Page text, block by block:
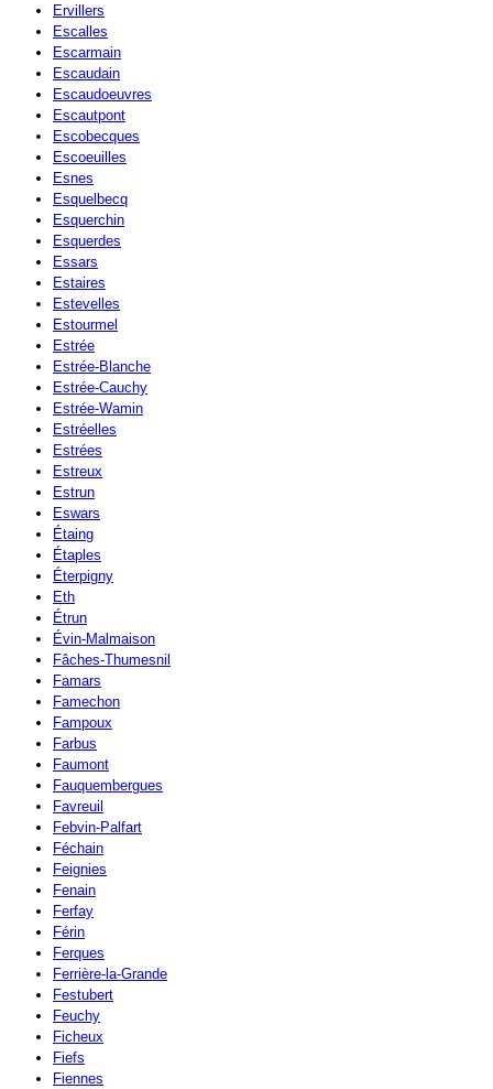
Ervillers
Escalles
Escarmain
Escaudain
Escaudoeuvres
Escautpont
Escobecques
Escoeuilles
Esnes
Esquelbecq
Esquerchin
Esquerdes
Essars
Estaires
Estevelles
Estourmel
Estrée
Estrée-Blanche
Estrée-Cauchy
Estrée-Wamin
Estréelles
Estrées
Estreux
Estrun
Eswars
Étaing
Étaples
Éterpigny
Eth
Étrun
Évin-Malmaison
Fâches-Thumesnil
Famars
Famechon
Fampoux
Farbus
Faumont
Fauquembergues
Favreuil
Febvin-Palfart
Féchain
Feignies
Fenain
Ferfay
Férin
Ferques
Ferrière-la-Grande
Festubert
Feuchy
Ficheux
Fiefs
Fiennes